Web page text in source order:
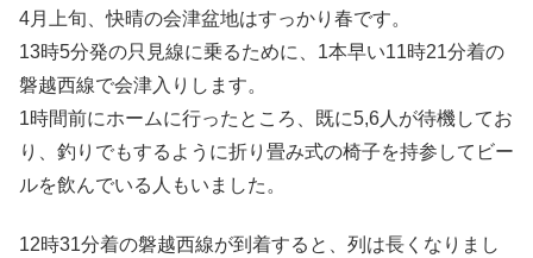
4月上旬、快晴の会津盆地はすっかり春です。
13時5分発の只見線に乗るために、1本早い11時21分着の
磐越西線で会津入りします。
1時間前にホームに行ったところ、既に5,6人が待機してお
り、釣りでもするように折り畳み式の椅子を持参してビー
ルを飲んでいる人もいました。
12時31分着の磐越西線が到着すると、列は長くなりまし